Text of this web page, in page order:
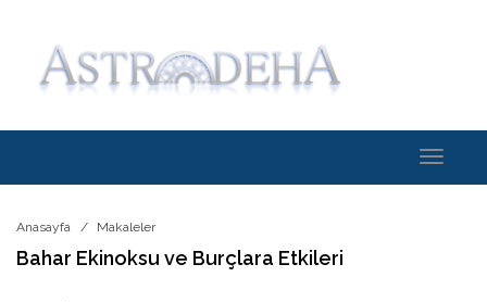
Toggle
Anasayfa Makaleler
Bahar Ekinoksu ve Burçlara Etkileri